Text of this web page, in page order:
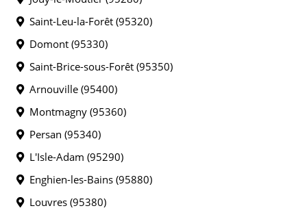
Saint-Leu-la-Forêt (95320)
Domont (95330)
Saint-Brice-sous-Forêt (95350)
Arnouville (95400)
Montmagny (95360)
Persan (95340)
L'Isle-Adam (95290)
Enghien-les-Bains (95880)
Louvres (95380)